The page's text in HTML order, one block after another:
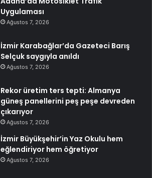
Uygulaması
Ağustos 7, 2026
İzmir Karabağlar’da Gazeteci Barış
Selçuk saygıyla anıldı
Ağustos 7, 2026
Rekor üretim ters tepti: Almanya
güneş panellerini peş peşe devreden
çıkarıyor
Ağustos 7, 2026
İzmir Büyükşehir’in Yaz Okulu hem
eğlendiriyor hem öğretiyor
Ağustos 7, 2026